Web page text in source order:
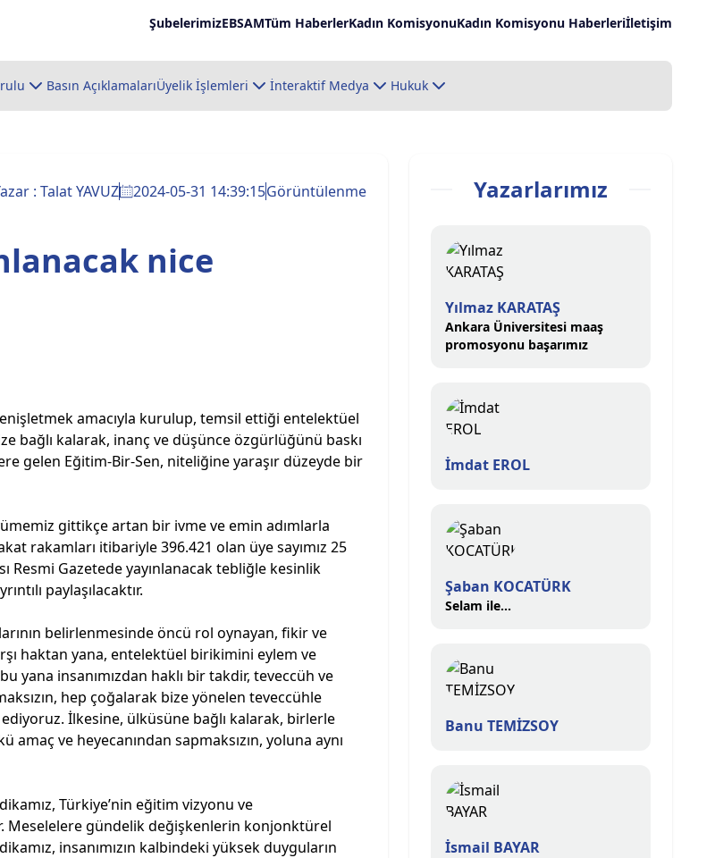
ŞubelerimizEBSAMTüm HaberlerKadın KomisyonuKadın Komisyonu Haberleriİletişim
Basın AçıklamalarıÜyelik İşlemleri İnteraktif Medya Hukuk
: Talat YAVUZ 2024-05-31 14:39:15Görüntülenme
nice
amacıyla kurulup, temsil ettiği entelektüel
bağlı kalarak, inanç ve düşünce özgürlüğünü baskı
gelen Eğitim-Bir-Sen, niteliğine yaraşır düzeyde bir
gittikçe artan bir ivme ve emin adımlarla
rakamları itibariyle 396.421 olan üye sayımız 25
Resmi Gazetede yayınlanacak tebliğle kesinlik
paylaşılacaktır.
belirlenmesinde öncü rol oynayan, fikir ve
haktan yana, entelektüel birikimini eylem ve
insanımızdan haklı bir takdir, teveccüh ve
hep çoğalarak bize yönelen teveccühle
İlkesine, ülküsüne bağlı kalarak, birlerle
ve heyecanından sapmaksızın, yoluna aynı
Türkiye’nin eğitim vizyonu ve
Meselelere gündelik değişkenlerin konjonktürel
insanımızın kalbindeki yüksek duyguların
Yazarlarımız
Yılmaz KARATAŞ
Ankara Üniversitesi maaş
promosyonu başarımız
İmdat EROL
Şaban KOCATÜRK
Selam ile...
Banu TEMİZSOY
İsmail BAYAR